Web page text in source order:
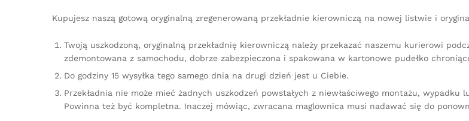
Kupujesz naszą gotową oryginalną zregenerowaną przekładnie kierowniczą na nowej listwie i
Twoją uszkodzoną, oryginalną przekładnię kierowniczą należy przekazać naszemu kurierowi
zdemontowana z samochodu, dobrze zabezpieczona i spakowana w kartonowe pudełko
Do godziny 15 wysyłka tego samego dnia na drugi dzień jest u Ciebie.
Przekładnia nie może mieć żadnych uszkodzeń powstałych z niewłaściwego montażu,
Powinna też być kompletna. Inaczej mówiąc, zwracana maglownica musi nadawać się do